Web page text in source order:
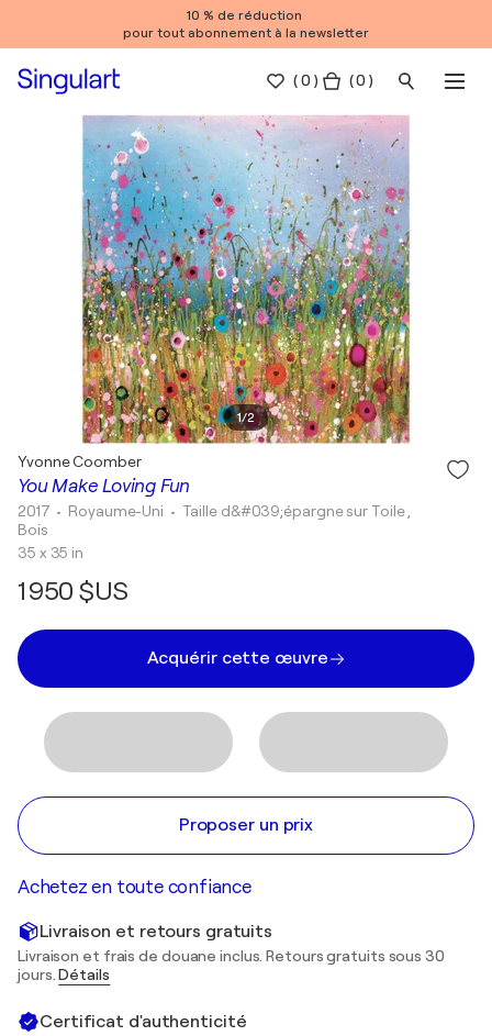
10 % de réduction
pour tout abonnement à la newsletter
(0 ) ( 0 )
1/2
You Make Loving Fun
Yvonne Coomber
2017 • Royaume-Uni • Taille d&#039;épargne sur Toile ,
Bois
35 x 35 in
1 950 $US
Acquérir cette œuvre
Proposer un prix
Achetez en toute confiance
Livraison et retours gratuits
Livraison et frais de douane inclus. Retours gratuits sous 30
jours.Détails
Certificat d'authenticité